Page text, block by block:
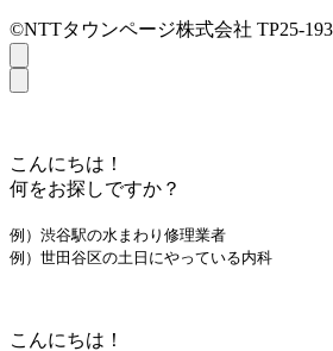
©NTTタウンページ株式会社 TP25-193
こんにちは！
何をお探しですか？
例）渋谷駅の水まわり修理業者
例）世田谷区の土日にやっている内科
こんにちは！